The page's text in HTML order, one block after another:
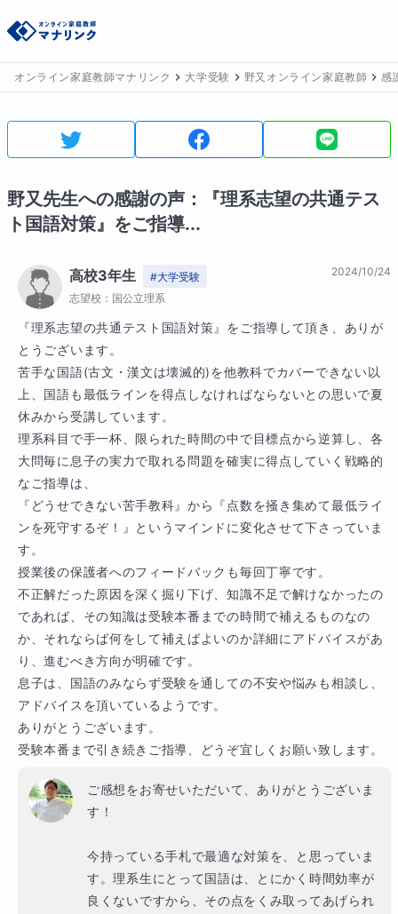
オンライン家庭教師マナリンク 大学受験 野又オンライン家庭教師 感
野又先生への感謝の声：
『理系志望の共通テス
ト国語対策』をご指導...
高校3年生 #大学受験
志望校： 国公立理系
2024/10/24
『理系志望の共通テスト国語対策』をご指導して頂き、ありが
とうございます。
苦手な国語(古文・漢文は壊滅的)を他教科でカバーできない以
上、国語も最低ラインを得点しなければならないとの思いで夏
休みから受講しています。
理系科目で手一杯、限られた時間の中で目標点から逆算し、各
大問毎に息子の実力で取れる問題を確実に得点していく戦略的
なご指導は、
『どうせできない苦手教科』から『点数を掻き集めて最低ライ
ンを死守するぞ！』というマインドに変化させて下さっていま
す。
授業後の保護者へのフィードバックも毎回丁寧です。
不正解だった原因を深く掘り下げ、知識不足で解けなかったの
であれば、その知識は受験本番までの時間で補えるものなの
か、それならば何をして補えばよいのか詳細にアドバイスがあ
り、進むべき方向が明確です。
息子は、国語のみならず受験を通しての不安や悩みも相談し、
アドバイスを頂いているようです。
ありがとうございます。
受験本番まで引き続きご指導、どうぞ宜しくお願い致します。
ご感想をお寄せいただいて、ありがとうございま
す！
今持っている手札で最適な対策を、と思っていま
す。理系生にとって国語は、とにかく時間効率が
良くないですから、その点をくみ取ってあげられ